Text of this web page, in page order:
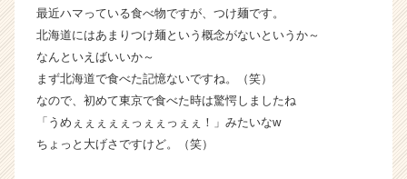
ン】
ベ
ン
チ
ャ
ー・
成
最近ハマっている食べ物ですが、つけ麺です。
北海道にはあまりつけ麺という概念がないというか～
なんといえばいいか～
まず北海道で食べた記憶ないですね。（笑）
なので、初めて東京で食べた時は驚愕しましたね
「うめぇぇぇぇぇっぇぇっぇぇ！」みたいなw
ちょっと大げさですけど。（笑）